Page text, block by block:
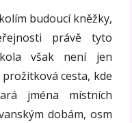
budoucí kněžky,
právě tyto
však není jen
cesta, kde
jména místních
dobám, osm